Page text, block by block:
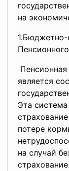
на
1.Бюджетно-
является
Эта
потере
на случай